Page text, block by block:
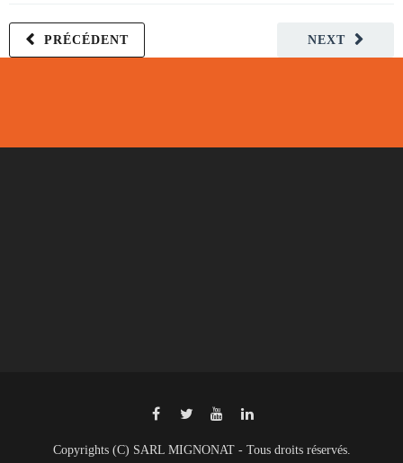
NEXT
PRÉCÉDENT
Copyrights (C) SARL MIGNONAT - Tous droits réservés.